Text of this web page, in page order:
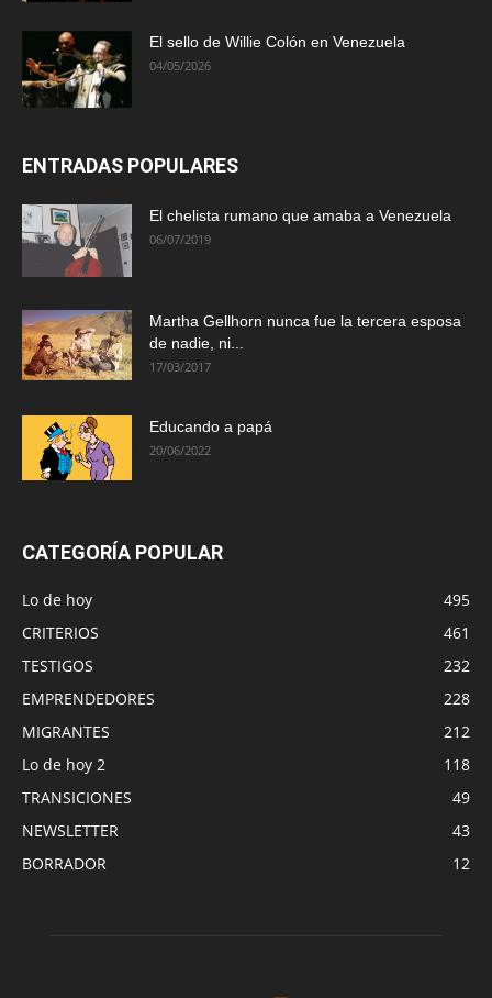
El sello de Willie Colón en Venezuela
04/05/2026
ENTRADAS POPULARES
El chelista rumano que amaba a Venezuela
06/07/2019
Martha Gellhorn nunca fue la tercera esposa
de nadie, ni...
17/03/2017
Educando a papá
20/06/2022
CATEGORÍA POPULAR
Lo de hoy
495
CRITERIOS
461
TESTIGOS
232
EMPRENDEDORES
228
MIGRANTES
212
Lo de hoy 2
118
TRANSICIONES
49
NEWSLETTER
43
BORRADOR
12